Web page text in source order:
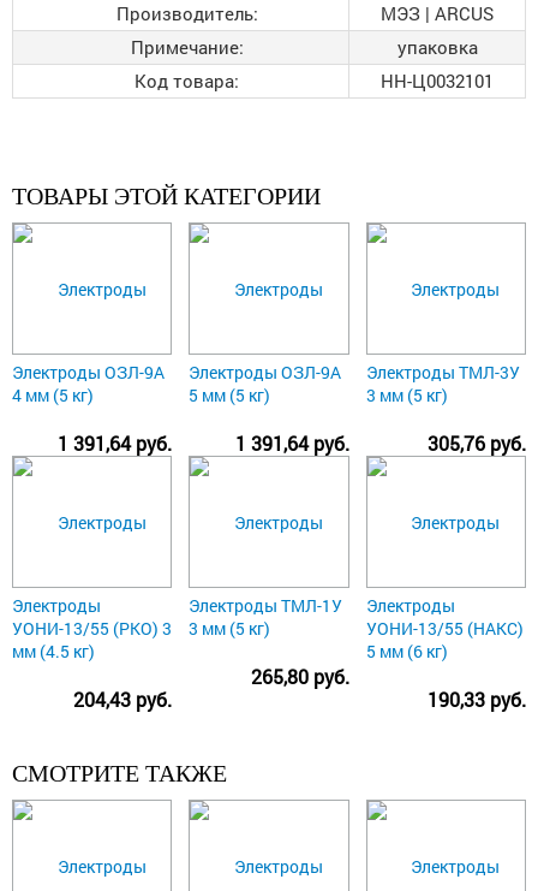
Производитель:
МЭЗ | ARCUS
Примечание:
упаковка
Код товара:
НН-Ц0032101
ТОВАРЫ ЭТОЙ КАТЕГОРИИ
Электроды ОЗЛ-9А
4 мм (5 кг)
1 391,64 руб.
Электроды ОЗЛ-9А
5 мм (5 кг)
1 391,64 руб.
Электроды ТМЛ-3У
3 мм (5 кг)
305,76 руб.
Электроды
УОНИ-13/55 (РКО) 3
мм (4.5 кг)
204,43 руб.
Электроды ТМЛ-1У
3 мм (5 кг)
265,80 руб.
Электроды
УОНИ-13/55 (НАКС)
5 мм (6 кг)
190,33 руб.
СМОТРИТЕ ТАКЖЕ